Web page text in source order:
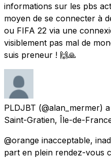
informations sur les pbs
moyen de se connecter à
ou FIFA 22 via une
visiblement pas mal de
suis preneur ! 🙌🙏
PLDJBT (@alan_mermer)
Saint-Gratien, Île-de-
@orange inacceptable,
part en plein rendez-vous